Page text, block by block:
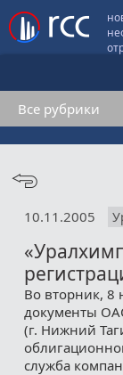
Все рубрики
10.11.2005
Во вторник, 8
документы
(г. Нижний
служба